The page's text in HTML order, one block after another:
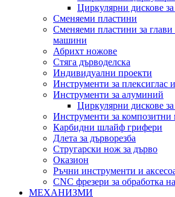
Циркулярни дискове
Сменяеми пластини
Сменяеми пластини за
машини
Абрихт ножове
Стяга дърводелска
Индивидуални проекти
Инструменти за плексиглас
Инструменти за алуминий
Циркулярни дискове
Инструменти за композитни
Карбидни шлайф грифери
Длета за дърворезба
Стругарски нож за дърво
Оказион
Ръчни инструменти и
CNC фрезери за обработка
МЕХАНИЗМИ